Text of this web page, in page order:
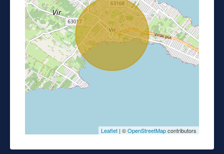
Leaflet | ©OpenStreetMapcontributors